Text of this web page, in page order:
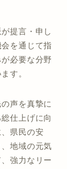
提言・申し
を通じて指
必要な分野
す。
声を真摯に
仕上げに向
県民の安
地域の元気
強力なリー